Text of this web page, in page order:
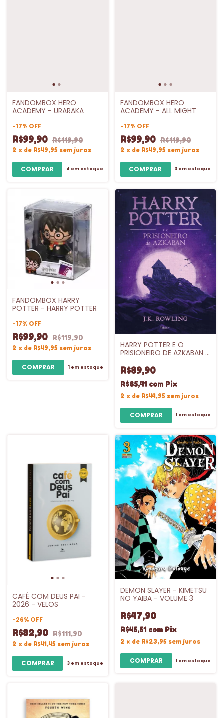
FANDOMBOX HERO
ACADEMY - URARAKA
-17% OFF
R$99,90 R$119,90
2 x de R$49,95 sem juros
4 em estoque
FANDOMBOX HERO
ACADEMY - ALL MIGHT
-17% OFF
R$99,90 R$119,90
2 x de R$49,95 sem juros
3 em estoque
FANDOMBOX HARRY
POTTER - HARRY POTTER
-17% OFF
R$99,90 R$119,90
2 x de R$49,95 sem juros
1em estoque
HARRY POTTER E O
PRISIONEIRO DE AZKABAN -
R$89,90
R$85,41 com Pix
2 x de R$44,95 sem juros
1 em estoque
CAFÉ COM DEUS PAI -
2026 - VELOS
-26% OFF
R$82,90 R$111,90
2 x de R$41,45 sem juros
3em estoque
DEMON SLAYER - KIMETSU
NO YAIBA - VOLUME 3
R$47,90
R$45,51 com Pix
2 x de R$23,95 sem juros
1 em estoque